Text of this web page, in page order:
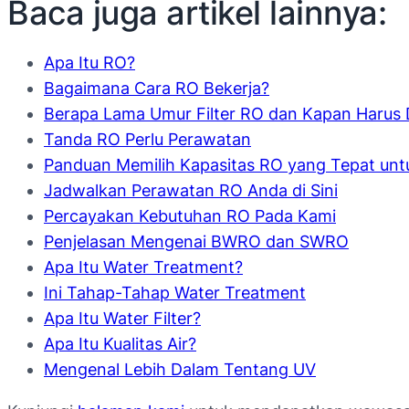
Baca juga artikel lainnya:
Apa Itu RO?
Bagaimana Cara RO Bekerja?
Berapa Lama Umur Filter RO dan Kapan Harus
Tanda RO Perlu Perawatan
Panduan Memilih Kapasitas RO yang Tepat
Jadwalkan Perawatan RO Anda di Sini
Percayakan Kebutuhan RO Pada Kami
Penjelasan Mengenai BWRO dan SWRO
Apa Itu Water Treatment?
Ini Tahap-Tahap Water Treatment
Apa Itu Water Filter?
Apa Itu Kualitas Air?
Mengenal Lebih Dalam Tentang UV